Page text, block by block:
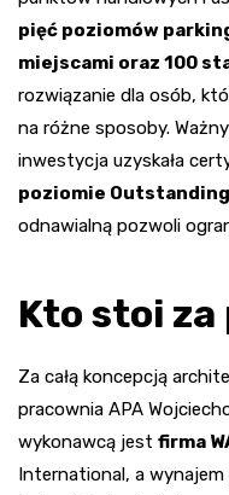
pięć poziomów
miejscami oraz 100
rozwiązanie dla osób,
na różne sposoby.
inwestycja uzyskała
poziomie Outstanding
odnawialną pozwoli
Kto stoi
Za całą koncepcją
pracownia APA
wykonawcą jest firma
International, a